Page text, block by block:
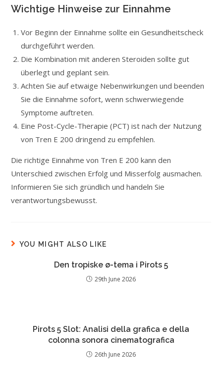
Wichtige Hinweise zur Einnahme
Vor Beginn der Einnahme sollte ein Gesundheitscheck
durchgeführt werden.
Die Kombination mit anderen Steroiden sollte gut
überlegt und geplant sein.
Achten Sie auf etwaige Nebenwirkungen und beenden
Sie die Einnahme sofort, wenn schwerwiegende
Symptome auftreten.
Eine Post-Cycle-Therapie (PCT) ist nach der Nutzung
von Tren E 200 dringend zu empfehlen.
Die richtige Einnahme von Tren E 200 kann den
Unterschied zwischen Erfolg und Misserfolg ausmachen.
Informieren Sie sich gründlich und handeln Sie
verantwortungsbewusst.
YOU MIGHT ALSO LIKE
Den tropiske ø-tema i Pirots 5
29th June 2026
Pirots 5 Slot: Analisi della grafica e della
colonna sonora cinematografica
26th June 2026